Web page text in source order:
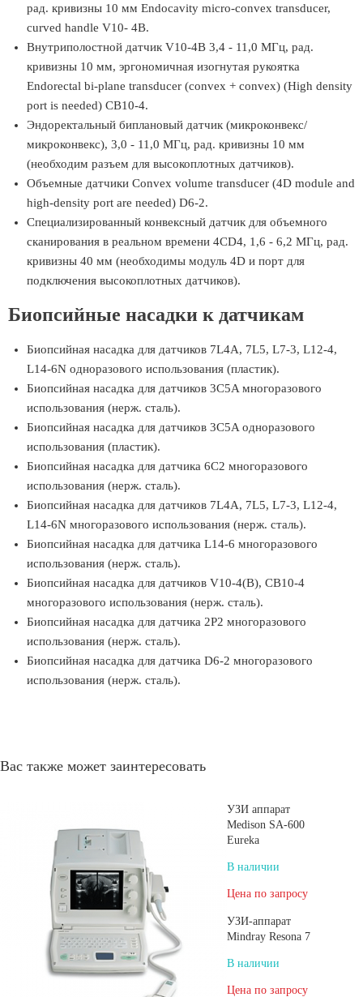
рад. кривизны 10 мм Endocavity micro-convex transducer,
curved handle V10- 4B.
Внутриполостной датчик V10-4B 3,4 - 11,0 МГц, рад.
кривизны 10 мм, эргономичная изогнутая рукоятка
Endorectal bi-plane transducer (convex + convex) (High density
port is needed) CB10-4.
Эндоректальный биплановый датчик (микроконвекс/
микроконвекс), 3,0 - 11,0 МГц, рад. кривизны 10 мм
(необходим разъем для высокоплотных датчиков).
Объемные датчики Convex volume transducer (4D module and
high-density port are needed) D6-2.
Специализированный конвексный датчик для объемного
сканирования в реальном времени 4CD4, 1,6 - 6,2 МГц, рад.
кривизны 40 мм (необходимы модуль 4D и порт для
подключения высокоплотных датчиков).
Биопсийные насадки к датчикам
Биопсийная насадка для датчиков 7L4A, 7L5, L7-3, L12-4,
L14-6N одноразового использования (пластик).
Биопсийная насадка для датчиков 3C5A многоразового
использования (нерж. сталь).
Биопсийная насадка для датчиков 3C5A одноразового
использования (пластик).
Биопсийная насадка для датчика 6С2 многоразового
использования (нерж. сталь).
Биопсийная насадка для датчиков 7L4A, 7L5, L7-3, L12-4,
L14-6N многоразового использования (нерж. сталь).
Биопсийная насадка для датчика L14-6 многоразового
использования (нерж. сталь).
Биопсийная насадка для датчиков V10-4(B), CB10-4
многоразового использования (нерж. сталь).
Биопсийная насадка для датчика 2P2 многоразового
использования (нерж. сталь).
Биопсийная насадка для датчика D6-2 многоразового
использования (нерж. сталь).
Вас также может заинтересовать
УЗИ аппарат
Medison SA-600
Eureka
В наличии
Цена по запросу
УЗИ-аппарат
Mindray Resona 7
В наличии
Цена по запросу